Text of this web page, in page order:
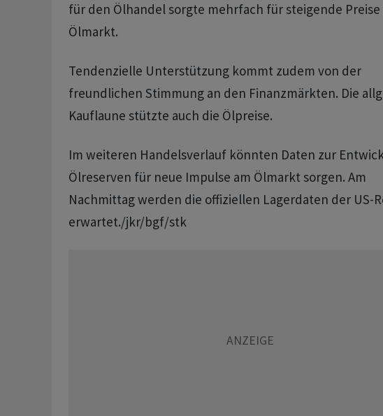
für den Ölhandel sorgte mehrfach für steigende Preise
Ölmarkt.
Tendenzielle Unterstützung kommt zudem von der
freundlichen Stimmung an den Finanzmärkten. Die
Kauflaune stützte auch die Ölpreise.
Im weiteren Handelsverlauf könnten Daten zur
Ölreserven für neue Impulse am Ölmarkt sorgen. Am
Nachmittag werden die offiziellen Lagerdaten der US-
erwartet./jkr/bgf/stk